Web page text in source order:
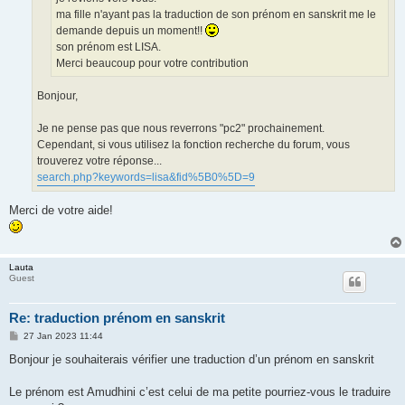
ma fille n'ayant pas la traduction de son prénom en sanskrit me le
demande depuis un moment!!
son prénom est LISA.
Merci beaucoup pour votre contribution
Bonjour,
Je ne pense pas que nous reverrons "pc2" prochainement.
Cependant, si vous utilisez la fonction recherche du forum, vous
trouverez votre réponse...
search.php?keywords=lisa&fid%5B0%5D=9
Merci de votre aide!
Lauta
Guest
Re: traduction prénom en sanskrit
P
s
27 Jan 2023 11:44
Bonjour je souhaiterais vérifier une traduction d’un prénom en sanskrit
Le prénom est Amudhini c’est celui de ma petite pourriez-vous le traduire